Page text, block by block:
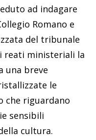
ad indagare
Romano e
del tribunale
reati ministeriali la
una breve
le
che riguardano
sensibili
cultura.